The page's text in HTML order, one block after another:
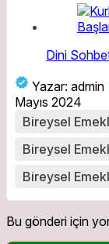
Dini
Yazar: admin
Mayıs 2024
Bireysel
Bireysel
Bireysel
Bu gönderi için